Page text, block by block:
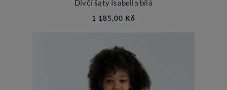
Dívčí šaty Isabella bílá
1 185,00 Kč